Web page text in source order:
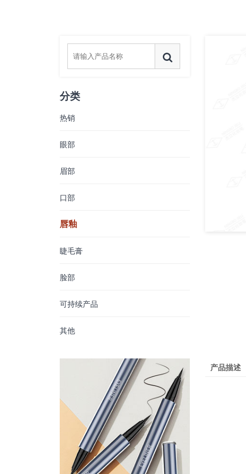
分类
热销
眼部
眉部
口部
唇釉
睫毛膏
脸部
可持续产品
其他
产品描述